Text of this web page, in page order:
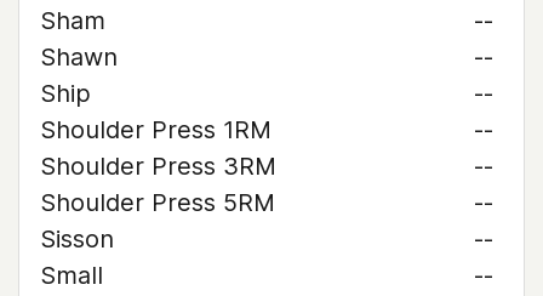
Sham
--
Shawn
--
Ship
--
Shoulder Press 1RM
--
Shoulder Press 3RM
--
Shoulder Press 5RM
--
Sisson
--
Small
--